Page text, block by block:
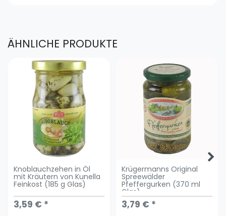
ÄHNLICHE PRODUKTE
Knoblauchzehen in Öl
mit Kräutern von Kunella
Feinkost (185 g Glas)
3,59 € *
Krügermanns Original
Spreewälder
Pfeffergurken (370 ml
Glas)
3,79 € *